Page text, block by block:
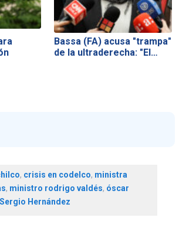
Bassa (FA) acusa "trampa"
de la ultraderecha: "El…
, crisis en codelco, ministra
, ministro rodrigo valdés, óscar
Sergio Hernández